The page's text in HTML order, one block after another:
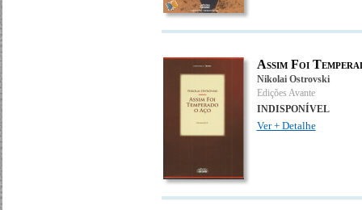
Assim Foi
Nikolai Ostrovski
Edições Avante
INDISPONÍVEL
Ver + Detalhe